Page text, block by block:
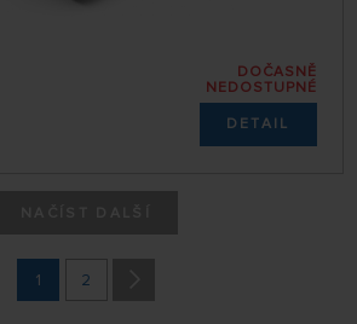
DOČASNĚ
NEDOSTUPNÉ
DETAIL
1 2